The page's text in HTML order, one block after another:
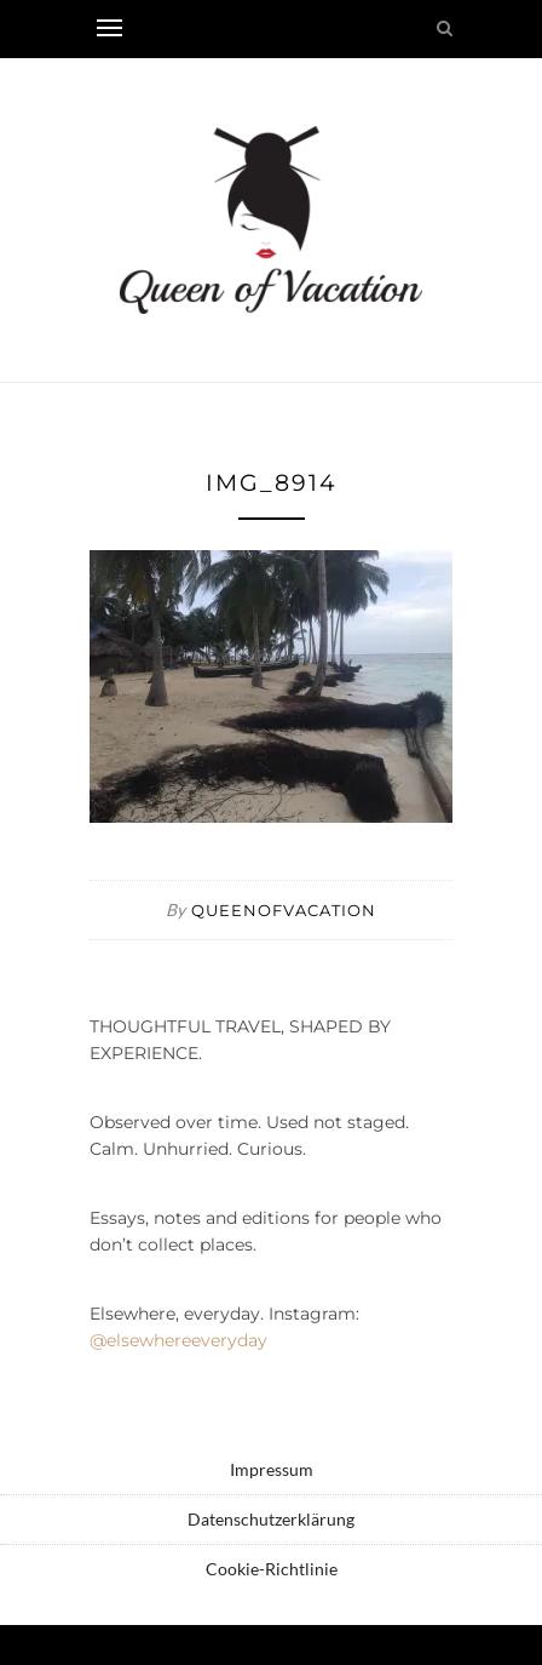
IMG_8914
By QUEENOFVACATION
THOUGHTFUL TRAVEL, SHAPED BY
EXPERIENCE.
Observed over time. Used not staged.
Calm. Unhurried. Curious.
Essays, notes and editions for people who
don’t collect places.
Elsewhere, everyday. Instagram:
@elsewhereeveryday
Impressum
Datenschutzerklärung
Cookie-Richtlinie